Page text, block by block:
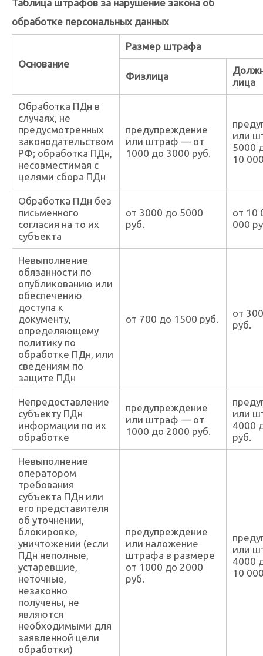
Таблица штрафов за нарушение закона об
обработке персональных данных
Основание
Размер штрафа
Физлица
лица
Обработка ПДн в
случаях, не
предусмотренных
законодательством
РФ; обработка ПДн,
несовместимая с
целями сбора ПДн
предупреждение
или штраф — от
1000 до 3000 руб.
или
5000
10
Обработка ПДн без
письменного
согласия на то их
субъекта
от 3000 до 5000
руб.
от 10
000
Невыполнение
обязанности по
опубликованию или
обеспечению
доступа к
документу,
определяющему
политику по
обработке ПДн, или
сведениям по
защите ПДн
от 700 до 1500 руб.
от
руб.
Непредоставление
субъекту ПДн
информации по их
обработке
предупреждение
или штраф — от
1000 до 2000 руб.
или
4000
руб.
Невыполнение
оператором
требования
субъекта ПДн или
его представителя
об уточнении,
блокировке,
уничтожении (если
ПДн неполные,
устаревшие,
неточные,
незаконно
получены, не
являются
необходимыми для
заявленной цели
обработки)
предупреждение
или наложение
штрафа в размере
от 1000 до 2000
руб.
или
4000
10